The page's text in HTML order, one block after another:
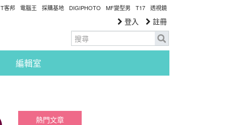
T客邦 電腦王 採購基地 DIGIPHOTO MF變型男 T17 透視鏡
登入 註冊
編輯室
熱門文章